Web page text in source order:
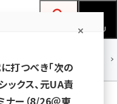
当者フォーラム
MENU
打つべき「次の
ックス、元UA責
ナー（8/26＠東